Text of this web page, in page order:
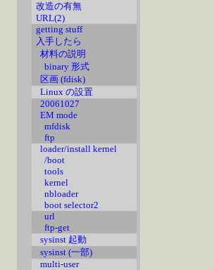
改造の有無
URL(2)
getting stuff
入手したら
材料の説明
binary 形式
区画 (fdisk)
Linux の設置
20061027
EM mode
mfdisk
ftp
loader/install kernel
/boot
tools
kernel
nbloader
boot selector2
url
ftp-get
sysinst 起動
sysinst (一部)
multi-user